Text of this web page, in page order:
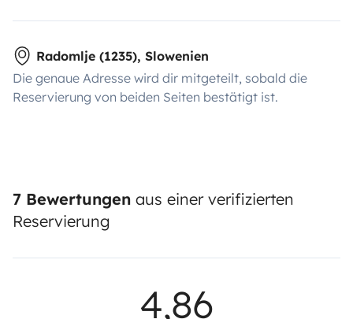
Radomlje (1235), Slowenien
Die genaue Adresse wird dir mitgeteilt, sobald die
Reservierung von beiden Seiten bestätigt ist.
7 Bewertungen aus einer verifizierten
Reservierung
4,86